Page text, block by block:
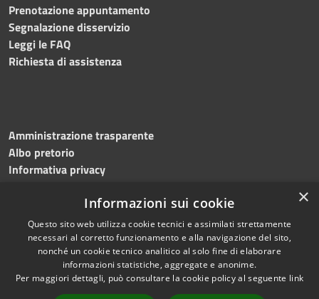
Prenotazione appuntamento
Segnalazione disservizio
Leggi le FAQ
Richiesta di assistenza
Amministrazione trasparente
Albo pretorio
Informativa privacy
Dichiarazione di accessibilità Meccanismo di feedback
RSS
Accessibilità
Copyright © 2026 • Comune di
Bitonto • Powered by
×
Informazioni sui cookie
Questo sito web utilizza cookie tecnici e assimilati strettamente
necessari al corretto funzionamento e alla navigazione del sito,
nonché un cookie tecnico analitico al solo fine di elaborare
informazioni statistiche, aggregate e anonime.
Per maggiori dettagli, può consultare la cookie policy al seguente link